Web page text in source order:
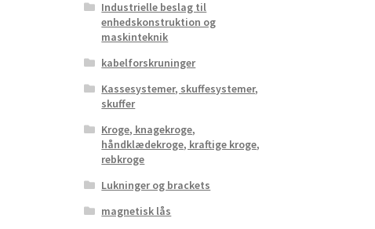
Industrielle beslag til
enhedskonstruktion og
maskinteknik
kabelforskruninger
Kassesystemer, skuffesystemer,
skuffer
Kroge, knagekroge,
håndklædekroge, kraftige kroge,
rebkroge
Lukninger og brackets
magnetisk lås